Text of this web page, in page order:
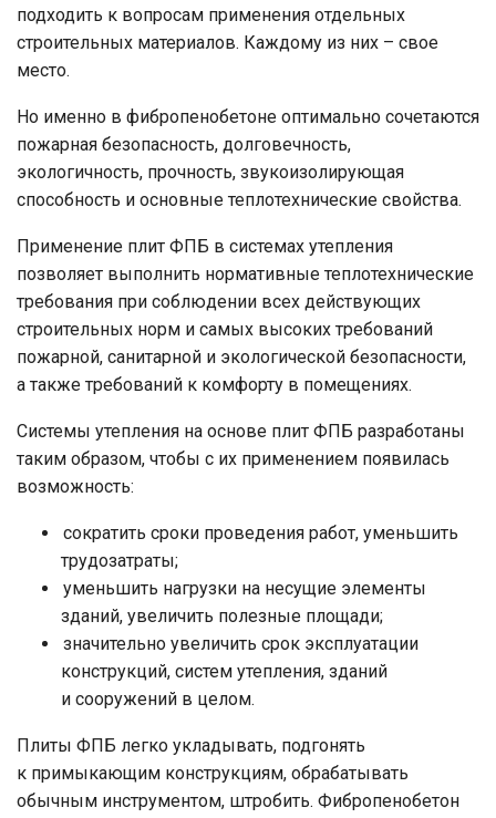
подходить к вопросам применения отдельных
строительных материалов. Каждому из них – свое
место.
Но именно в фибропенобетоне оптимально сочетаются
пожарная безопасность, долговечность,
экологичность, прочность, звукоизолирующая
способность и основные теплотехнические свойства.
Применение плит ФПБ в системах утепления
позволяет выполнить нормативные теплотехнические
требования при соблюдении всех действующих
строительных норм и самых высоких требований
пожарной, санитарной и экологической безопасности,
а также требований к комфорту в помещениях.
Системы утепления на основе плит ФПБ разработаны
таким образом, чтобы с их применением появилась
возможность:
сократить сроки проведения работ, уменьшить
трудозатраты;
уменьшить нагрузки на несущие элементы
зданий, увеличить полезные площади;
значительно увеличить срок эксплуатации
конструкций, систем утепления, зданий
и сооружений в целом.
Плиты ФПБ легко укладывать, подгонять
к примыкающим конструкциям, обрабатывать
обычным инструментом, штробить. Фибропенобетон